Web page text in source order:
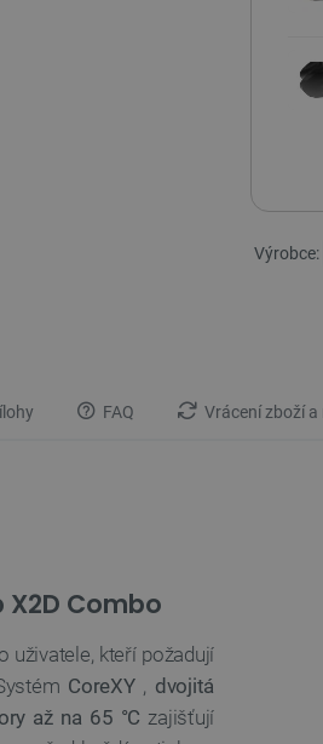
Výrobce:
FAQ Vrácení zboží a
Combo
uživatele, kteří požadují
CoreXY, dvojitá
až na 65 °C zajišťují